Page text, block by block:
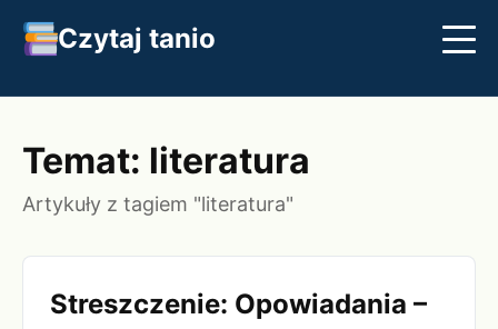
Czytaj tanio
Streszczenia
Klasyka
Temat: literatura
Artykuły z tagiem "literatura"
Streszczenie: Opowiadania –